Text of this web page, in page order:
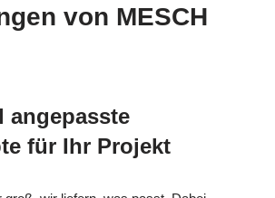
von MESCH
angepasste
für Ihr Projekt